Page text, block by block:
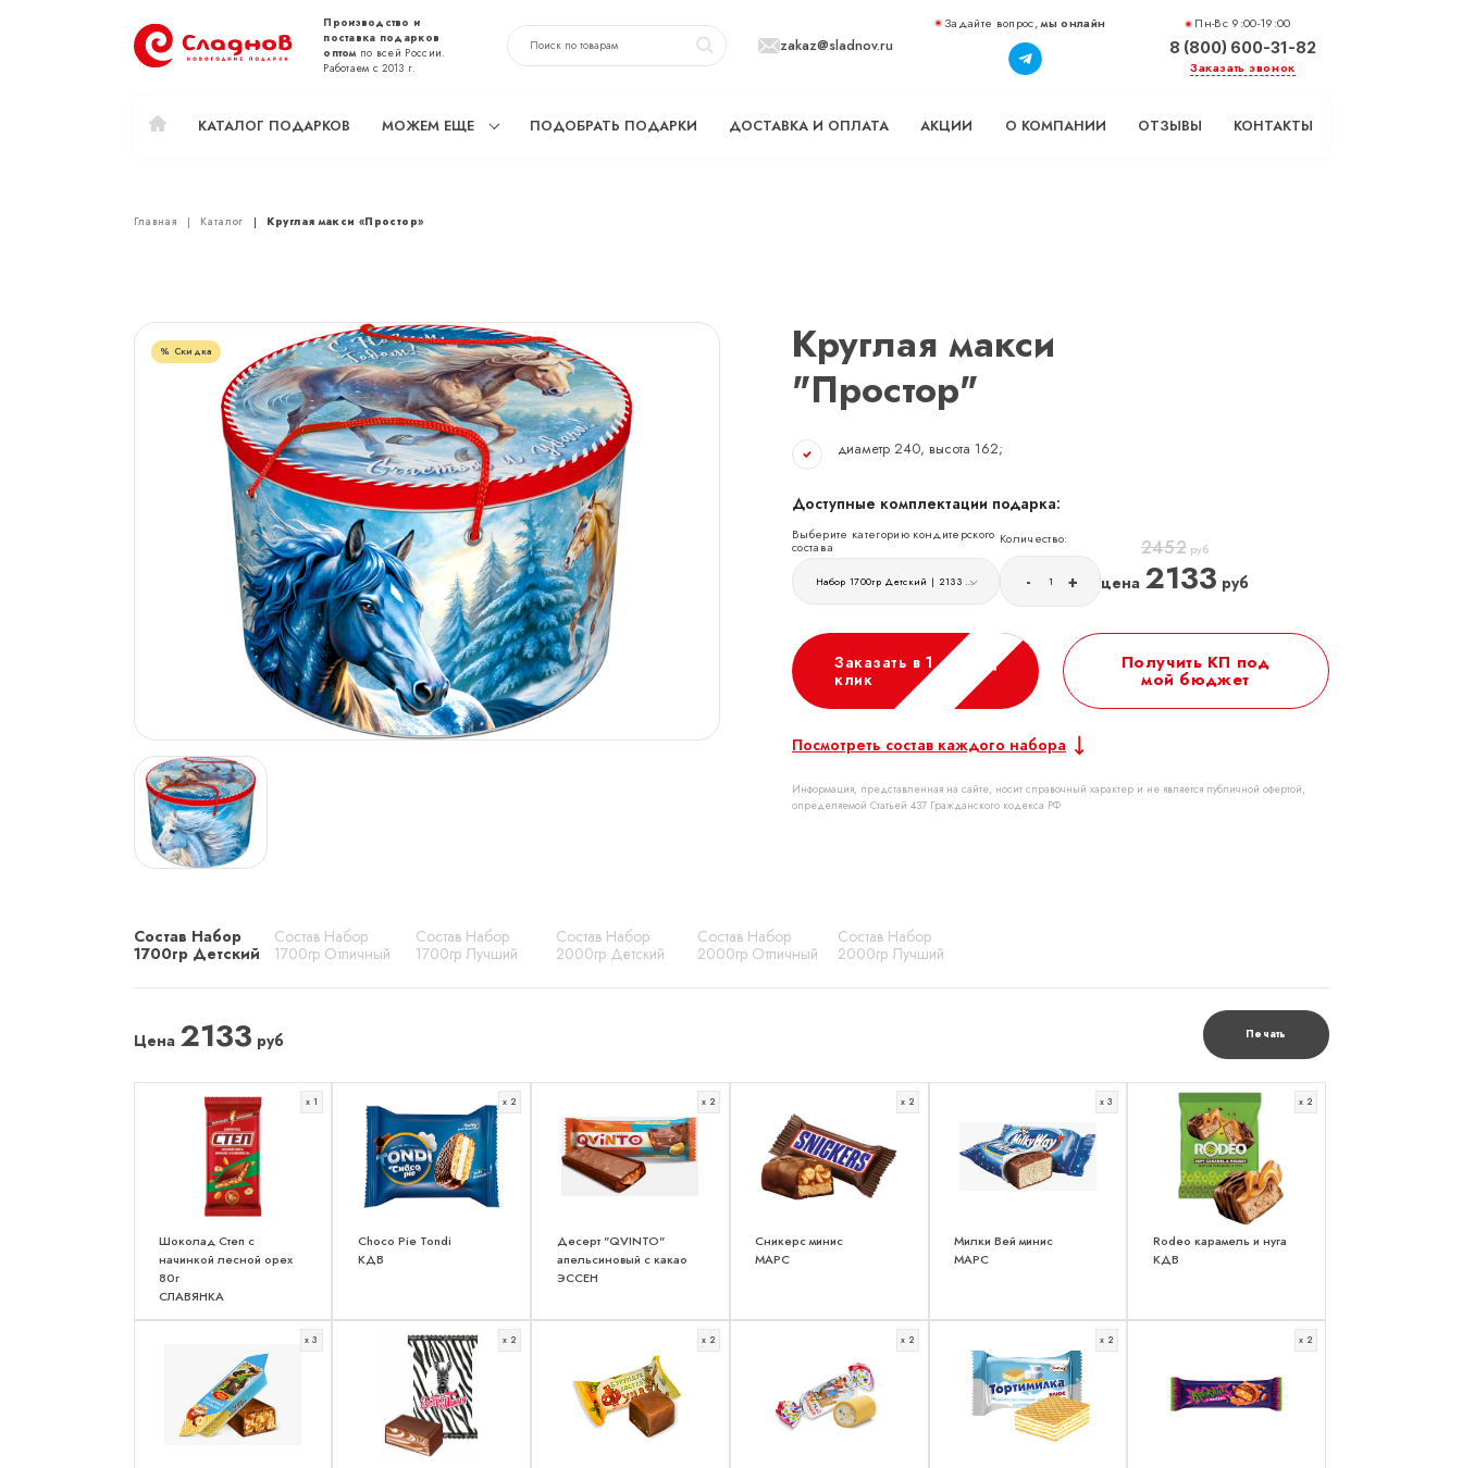
Производство и
поставка подарков
оптомпо всей России.
Работаем с 2013 г.
zakaz@sladnov.ru
Задайте вопрос,мы онлайн Пн-Вс 9:00-19:00
8 (800) 600-31-82
Заказать звонок
КАТАЛОГ ПОДАРКОВ МОЖЕМ ЕЩЕ ПОДОБРАТЬ ПОДАРКИ ДОСТАВКА И ОПЛАТА АКЦИИ О КОМПАНИИ ОТЗЫВЫ КОНТАКТЫ
Главная Каталог Круглая макси «Простор»
Скидка
Круглая макси
"Простор"
диаметр 240, высота 162;
Доступные комплектации подарка:
Выберите категорию кондитерского
состава
Набор 1700гр Детский | 2133 руб
Количество:
- +
2452руб
цена 2133 руб
Заказать в 1
клик
Получить КП под
мой бюджет
Посмотреть состав каждого набора
Информация, представленная на сайте, носит справочный характер и не является публичной офертой,
определяемой Статьей 437 Гражданского кодекса РФ
Состав Набор
1700гр Детский
Состав Набор
1700гр Отличный
Состав Набор
1700гр Лучший
Состав Набор
2000гр Детский
Состав Набор
2000гр Отличный
Состав Набор
2000гр Лучший
Цена 2133 руб Печать
x 1
Шоколад Степ с
начинкой лесной орех
80г
СЛАВЯНКА
x 2
Choco Pie Tondi
КДВ
x 2
Десерт "QVINTO"
апельсиновый с какао
ЭССЕН
x 2
Сникерс минис
МАРС
x 3
Милки Вей минис
МАРС
x 2
Rodeo карамель и нуга
КДВ
x 3 x 2 x 2 x 2 x 2 x 2